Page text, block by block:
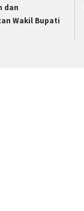
dan
Wakil Bupati